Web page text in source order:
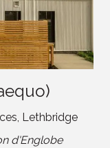
Lethbridge
d'Englobe